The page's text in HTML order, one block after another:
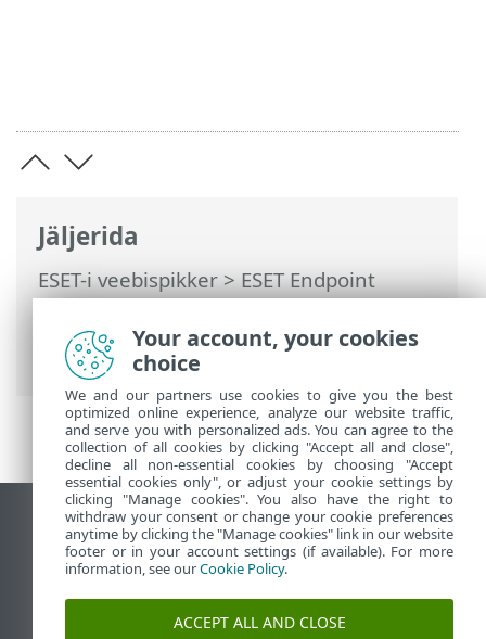
Jäljerida
ESET-i veebispikker>ESET Endpoint
Antivirus>Täpsem häälestus>
Kasutajaliides>Juurdepääsu häälestus>
Täpsema häälestuse parool
Vaata tavaarvutile mõeldud veebilehte
End of Life
ESET-i teabebaas
ESET-i foorum
Your account, your cookies
choice
We and our partners use cookies to give you the best
optimized online experience, analyze our website traffic,
and serve you with personalized ads. You can agree to the
collection of all cookies by clicking "Accept all and close",
decline all non-essential cookies by choosing "Accept
essential cookies only", or adjust your cookie settings by
clicking "Manage cookies". You also have the right to
withdraw your consent or change your cookie preferences
anytime by clicking the "Manage cookies" link in our website
footer or in your account settings (if available). For more
information, see ourCookie Policy.
ACCEPT ALL AND CLOSE